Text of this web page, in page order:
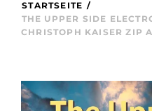
STARTSEITE /
THE UPPER SIDE
CHRISTOPH KAISER ZIP